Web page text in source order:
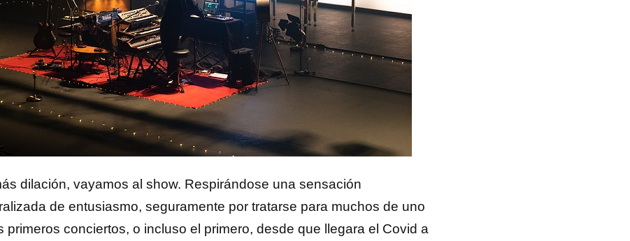
dilación, vayamos al show. Respirándose una sensación
de entusiasmo, seguramente por tratarse para muchos de uno
primeros conciertos, o incluso el primero, desde que llegara el Covid a